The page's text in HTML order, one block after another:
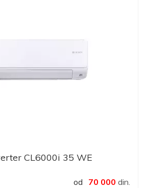
CL6000i 35 WE
od 70 000 din.